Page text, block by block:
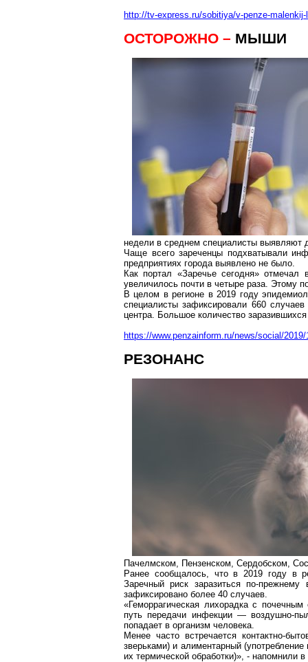
http://tv-express.ru/sobitiya/v-penze-
ОСТОРОЖНО – МЫШИ
недели в среднем специалисты выявляют
Чаще всегозареченцы подхватывали
предприятиях города выявлено не было.
Как портал «Заречье сегодня»
увеличилось почти в четыре раза. Этому
В целом в регионе в 2019 году
специалисты зафиксировали 660
центра. Большое количество
https://www.penzainform.ru/news/social/
РЕЗОНАНС
Пачелмском, Пензенском, Сердобском,
Ранее сообщалось, что в 2019 году в
Заречный риск заразиться по-
зафиксировано более 40 случаев.
«Геморрагическая лихорадка с
путь передачи инфекции — воздушно-
попадает в организм человека.
Менее часто встречается контактно-
зверьками) и алиментарный
их термической обработки)», - напомнили